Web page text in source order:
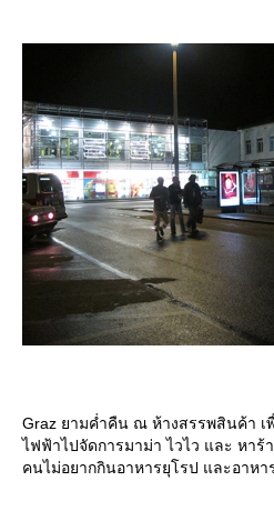
Graz ยามค่ำคืน ณ ห้างสรรพสินค้า
ไฟฟ้าไปจัดการมาม่า ไวไว และ หา
คนไม่อยากกินอาหารยุโรป และอาหา